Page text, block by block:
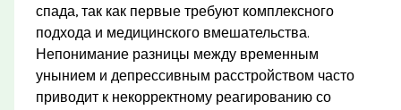
спада, так как первые требуют комплексного
подхода и медицинского вмешательства.
Непонимание разницы между временным
унынием и депрессивным расстройством часто
приводит к некорректному реагированию со